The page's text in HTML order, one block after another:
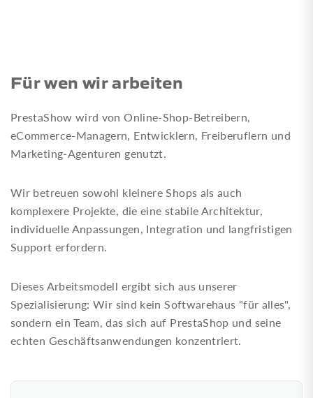
Für wen wir arbeiten
PrestaShow wird von Online-Shop-Betreibern,
eCommerce-Managern, Entwicklern, Freiberuflern und
Marketing-Agenturen genutzt.
Wir betreuen sowohl kleinere Shops als auch
komplexere Projekte, die eine stabile Architektur,
individuelle Anpassungen, Integration und langfristigen
Support erfordern.
Dieses Arbeitsmodell ergibt sich aus unserer
Spezialisierung: Wir sind kein Softwarehaus "für alles",
sondern ein Team, das sich auf PrestaShop und seine
echten Geschäftsanwendungen konzentriert.